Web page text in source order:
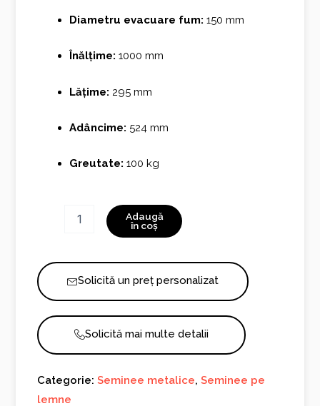
Diametru evacuare fum: 150 mm
Înălțime: 1000 mm
Lățime: 295 mm
Adâncime: 524 mm
Greutate: 100 kg
Adaugă
în coș
Solicită un preț personalizat
Solicită mai multe detalii
Categorie:Seminee metalice,Seminee pe
lemne